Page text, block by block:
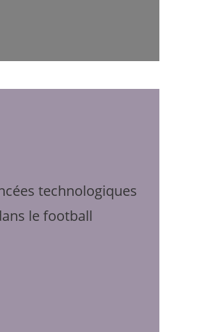
technologiques
le football